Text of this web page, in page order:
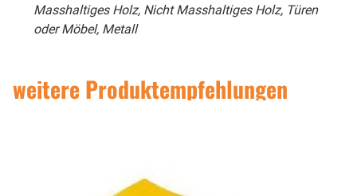
Masshaltiges Holz, Nicht Masshaltiges Holz, Türen
oder Möbel, Metall
weitere Produktempfehlungen